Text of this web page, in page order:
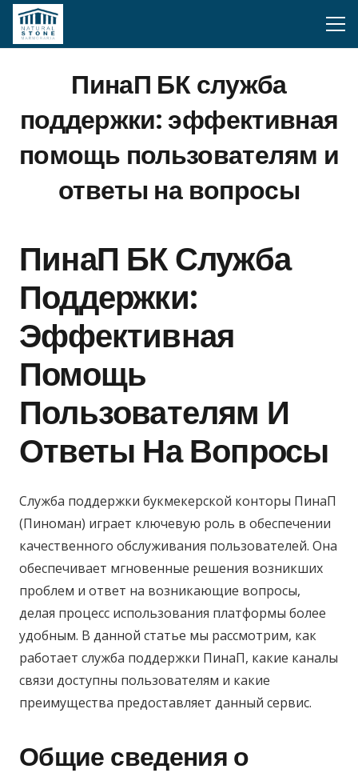
ПинаП БК служба
поддержки: эффективная
помощь пользователям и
ответы на вопросы
ПинаП БК Служба
Поддержки:
Эффективная
Помощь
Пользователям И
Ответы На Вопросы
Служба поддержки букмекерской конторы ПинаП
(Пиноман) играет ключевую роль в обеспечении
качественного обслуживания пользователей. Она
обеспечивает мгновенные решения возникших
проблем и ответ на возникающие вопросы,
делая процесс использования платформы более
удобным. В данной статье мы рассмотрим, как
работает служба поддержки ПинаП, какие каналы
связи доступны пользователям и какие
преимущества предоставляет данный сервис.
Общие сведения о